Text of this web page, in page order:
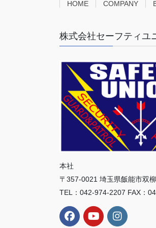
HOME COMPANY
株式会社セーフティユ
本社
〒357-0021 埼玉県飯能市双
TEL：042-974-2207 FAX：